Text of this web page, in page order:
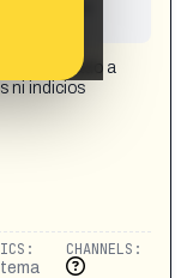
juez Peinado a
ni indicios
CHANNELS: